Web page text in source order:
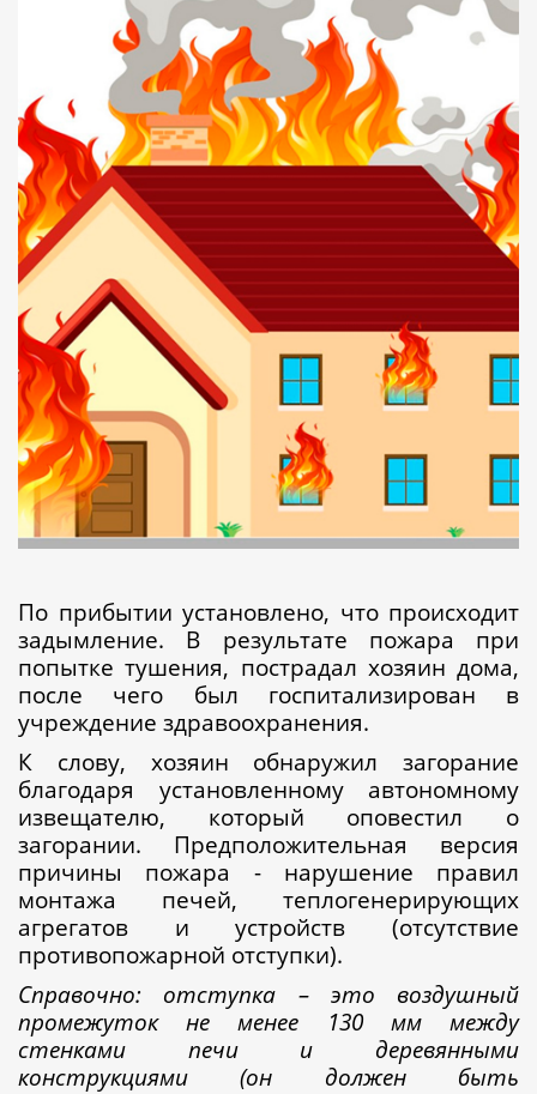
По прибытии установлено, что происходит
задымление. В результате пожара при
попытке тушения, пострадал хозяин дома,
после чего был госпитализирован в
учреждение здравоохранения.
К слову, хозяин обнаружил загорание
благодаря установленному автономному
извещателю, который оповестил о
загорании. Предположительная версия
причины пожара - нарушение правил
монтажа печей, теплогенерирующих
агрегатов и устройств (отсутствие
противопожарной отступки).
Справочно: отступка – это воздушный
промежуток не менее 130 мм между
стенками печи и деревянными
конструкциями (он должен быть